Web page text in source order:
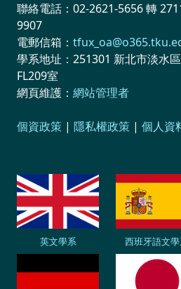
聯絡電話：02-2621-5656 轉
9907
電郵信箱：
學系地址：251301 新北市淡水
FL209室
網頁維護： 網站管理者
個資政策 | 隱私權政策 | 個人資
英文學系 西班牙語文